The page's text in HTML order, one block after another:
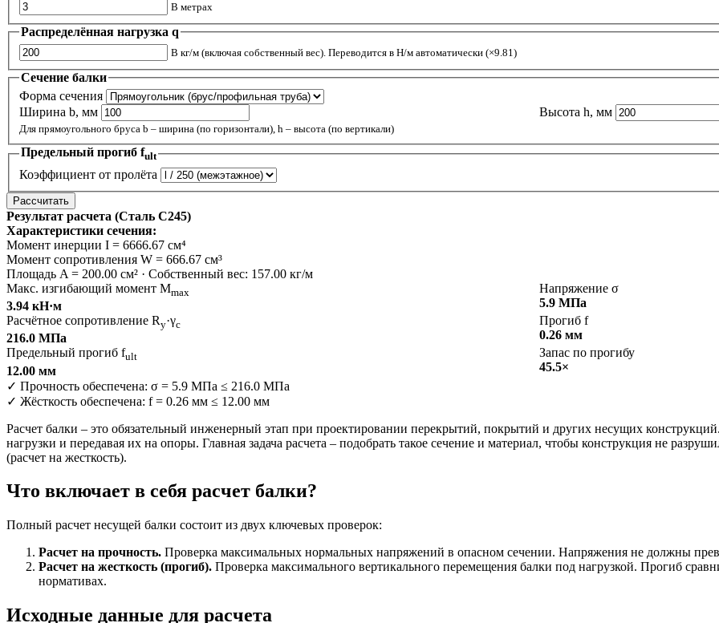
В метрах
Распределённая нагрузка q
В кг/м (включая собственный вес). Переводится в Н/м автоматически (×9.81)
Сечение балки
Форма сечения
Ширина b, мм
Высота h, мм
Для прямоугольного бруса b – ширина (по горизонтали), h – высота (по вертикали)
Предельный прогиб fult
Коэффициент от пролёта
Рассчитать
Результат расчета (Сталь С245)
Характеристики сечения:
Момент инерции I = 6666.67 см⁴
Момент сопротивления W = 666.67 см³
Площадь A = 200.00 см² · Собственный вес: 157.00 кг/м
Макс. изгибающий момент Mmax
3.94 кН·м
Напряжение σ
5.9 МПа
Расчётное сопротивление Ry·γc
216.0 МПа
Прогиб f
0.26 мм
Предельный прогиб fult
12.00 мм
Запас по прогибу
45.5×
✓ Прочность обеспечена: σ = 5.9 МПа ≤ 216.0 МПа
✓ Жёсткость обеспечена: f = 0.26 мм ≤ 12.00 мм
Расчет балки – это обязательный инженерный этап при проектировании перекрытий, покрытий и других несущих
нагрузки и передавая их на опоры. Главная задача расчета – подобрать такое сечение и материал, чтобы конструкция не
(расчет на жесткость).
Что включает в себя расчет балки?
Полный расчет несущей балки состоит из двух ключевых проверок:
Расчет на прочность. Проверка максимальных нормальных напряжений в опасном сечении. Напряжения не должны
Расчет на жесткость (прогиб). Проверка максимального вертикального перемещения балки под нагрузкой. Прогиб
нормативах.
Исходные данные для расчета